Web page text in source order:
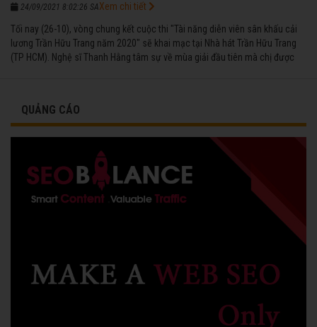
24/09/2021 8:02:26 SA
Tối nay (26-10), vòng chung kết cuộc thi "Tài năng diễn viên sân khấu cải
lương Trần Hữu Trang năm 2020" sẽ khai mạc tại Nhà hát Trần Hữu Trang
(TP HCM). Nghệ sĩ Thanh Hằng tâm sự về mùa giải đầu tiên mà chị được
Xem chi tiết
QUẢNG CÁO